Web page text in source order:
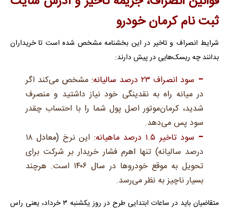
ثبت نام کرمان خودرو
شرایط انصراف و تاخیر در این بخشنامه مشخص شده است تا خریداران
بدانند چه ریسک‌هایی در پیش دارند:
سود انصراف ۲۳ درصد سالیانه:
مشخص می‌کند اگر
در میانه راه به نقدینگی خود نیاز داشتید و منصرف
شدید، کرمان‌موتور اصل پول شما را با احتساب چقدر
سود پس می‌دهد.
سود تاخیر ۱.۵ درصد ماهیانه:
این نرخ (معادل ۱۸
درصد سالیانه) تنها اهرم فشار خریدار بر شرکت برای
تحویل به موقع خودروها در سال ۱۴۰۶ است. هرچند
بسیار ناچیز به نظر می‌رسد.
متقاضیان باید در ساعات ابتدایی طرح در روز یکشنبه ۳ خرداد، یعنی راس